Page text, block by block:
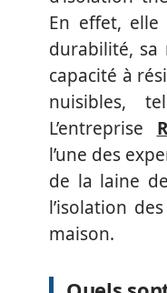
En effet, elle
durabilité, sa
capacité à
nuisibles,
L’entreprise
l’une des
de la laine
l’isolation
maison.